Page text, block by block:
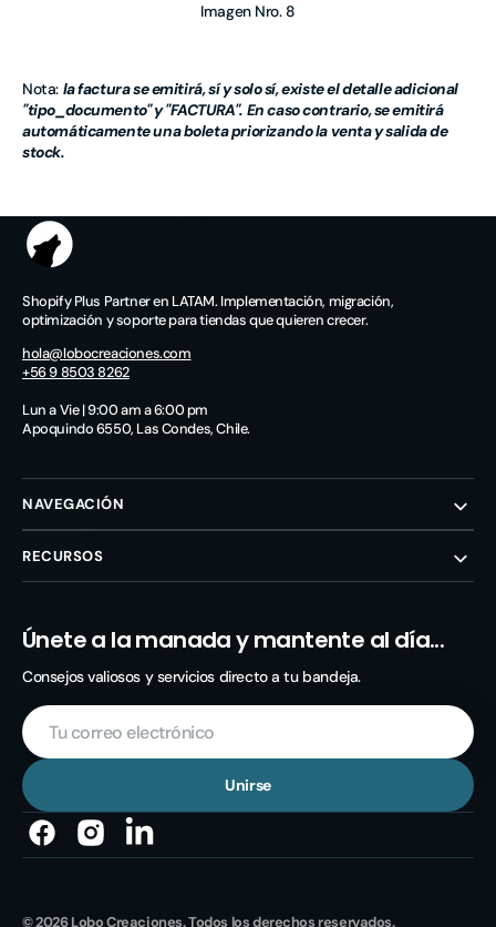
Imagen Nro. 8
Nota: la factura se emitirá, sí y solo sí, existe el detalle adicional
"tipo_documento" y "FACTURA". En caso contrario, se emitirá
automáticamente una boleta priorizando la venta y salida de
stock.
Shopify Plus Partner en LATAM. Implementación, migración,
optimización y soporte para tiendas que quieren crecer.
hola@lobocreaciones.com
+56 9 8503 8262
Lun a Vie | 9:00 am a 6:00 pm
Apoquindo 6550, Las Condes, Chile.
NAVEGACIÓN
RECURSOS
Únete a la manada y mantente al día...
Consejos valiosos y servicios directo a tu bandeja.
Tu
correo
electrónico
Unirse
FacebookInstagram
© 2026Lobo Creaciones. Todos los derechos reservados.